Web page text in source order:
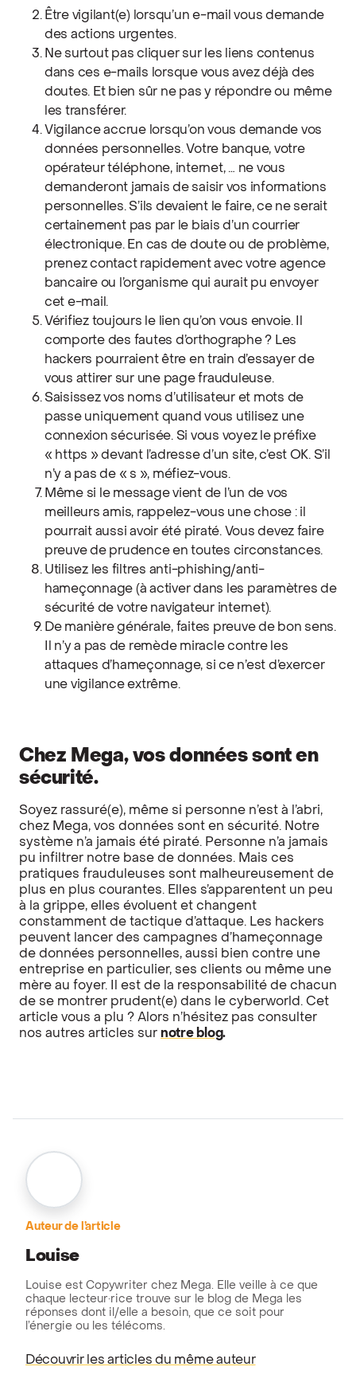
Être vigilant(e) lorsqu’un e-mail vous demande
des actions urgentes.
Ne surtout pas cliquer sur les liens contenus
dans ces e-mails lorsque vous avez déjà des
doutes. Et bien sûr ne pas y répondre ou même
les transférer.
Vigilance accrue lorsqu’on vous demande vos
données personnelles. Votre banque, votre
opérateur téléphone, internet, … ne vous
demanderont jamais de saisir vos informations
personnelles. S’ils devaient le faire, ce ne serait
certainement pas par le biais d’un courrier
électronique. En cas de doute ou de problème,
prenez contact rapidement avec votre agence
bancaire ou l’organisme qui aurait pu envoyer
cet e-mail.
Vérifiez toujours le lien qu’on vous envoie. Il
comporte des fautes d’orthographe ? Les
hackers pourraient être en train d’essayer de
vous attirer sur une page frauduleuse.
Saisissez vos noms d’utilisateur et mots de
passe uniquement quand vous utilisez une
connexion sécurisée. Si vous voyez le préfixe
« https » devant l’adresse d’un site, c’est OK. S’il
n’y a pas de « s », méfiez-vous.
Même si le message vient de l’un de vos
meilleurs amis, rappelez-vous une chose : il
pourrait aussi avoir été piraté. Vous devez faire
preuve de prudence en toutes circonstances.
Utilisez les filtres anti-phishing/anti-
hameçonnage (à activer dans les paramètres de
sécurité de votre navigateur internet).
De manière générale, faites preuve de bon sens.
Il n’y a pas de remède miracle contre les
attaques d’hameçonnage, si ce n’est d’exercer
une vigilance extrême.
Chez Mega, vos données sont en
sécurité.
Soyez rassuré(e), même si personne n’est à l’abri,
chez Mega, vos données sont en sécurité. Notre
système n’a jamais été piraté. Personne n’a jamais
pu infiltrer notre base de données. Mais ces
pratiques frauduleuses sont malheureusement de
plus en plus courantes. Elles s’apparentent un peu
à la grippe, elles évoluent et changent
constamment de tactique d’attaque. Les hackers
peuvent lancer des campagnes d’hameçonnage
de données personnelles, aussi bien contre une
entreprise en particulier, ses clients ou même une
mère au foyer. Il est de la responsabilité de chacun
de se montrer prudent(e) dans le cyberworld. Cet
article vous a plu ? Alors n’hésitez pas consulter
nos autres articles sur notre blog.
Auteur de l’article
Louise
Louise est Copywriter chez Mega. Elle veille à ce que
chaque lecteur·rice trouve sur le blog de Mega les
réponses dont il/elle a besoin, que ce soit pour
l’énergie ou les télécoms.
Découvrir les articles du même auteur